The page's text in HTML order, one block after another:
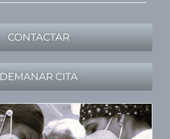
CONTACTAR
DEMANAR CITA